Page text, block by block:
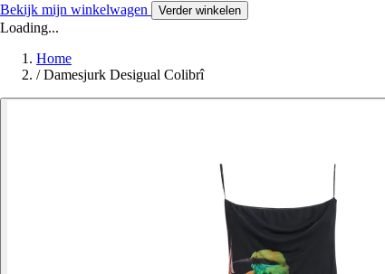
Bekijk mijn winkelwagen Verder winkelen
Loading...
Home
/ Damesjurk Desigual Colibrî